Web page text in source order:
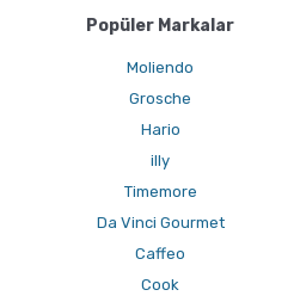
Popüler Markalar
Moliendo
Grosche
Hario
illy
Timemore
Da Vinci Gourmet
Caffeo
Cook